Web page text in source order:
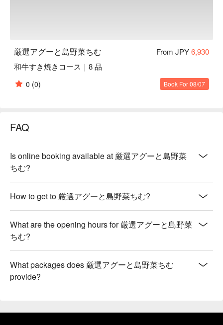
厳選アグーと島野菜ちむ From JPY6,930
和牛すき焼きコース｜8 品
0 (0) Book For 08/07
FAQ
Is online booking available at 厳選アグーと島野菜
ちむ?
How to get to 厳選アグーと島野菜ちむ?
What are the opening hours for 厳選アグーと島野菜
ちむ?
What packages does 厳選アグーと島野菜ちむ
provide?